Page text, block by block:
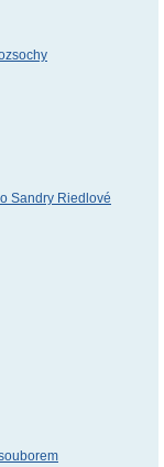
Sandry Riedlové